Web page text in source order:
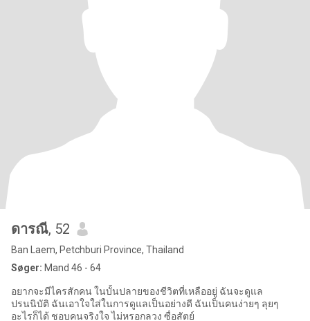
ดารณี, 52
Ban Laem, Petchburi Province, Thailand
Søger: Mand 46 - 64
อยากจะมีไครสักคน ในบั้นปลายของชีวิตที่เหลืออยู่ ฉันจะดูแล
ปรนนิบัติ ฉันเอาใจใส่ในการดูแลเป็นอย่างดี ฉันเป็นคนง่ายๆ ลุยๆ
อะไรก็ได้ ชอบคนจริงใจ ไม่หรอกลวง ซื่อสัตย์